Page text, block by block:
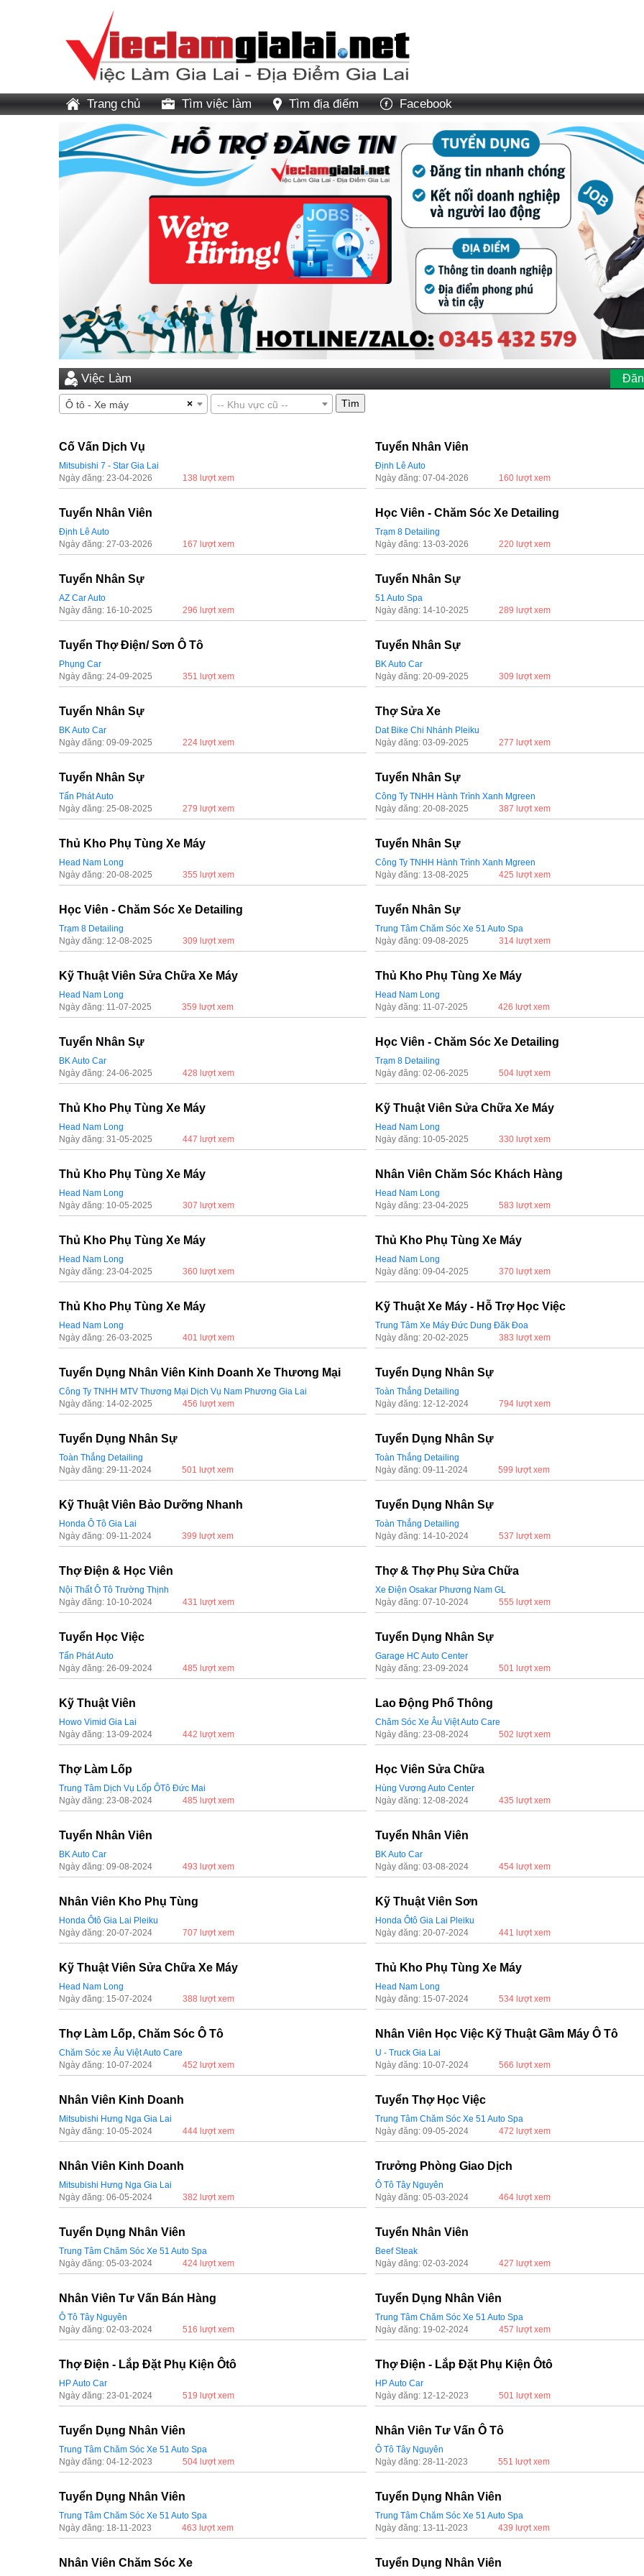
Trang chủ Tìm việc làm Tìm địa điểm Facebook
Việc Làm
×
Ô tô - Xe máy -- Khu vực cũ -- Tìm
Cố Vấn Dịch Vụ
Mitsubishi 7 - Star Gia Lai
Ngày đăng: 23-04-2026
138 lượt xem
Tuyển Nhân Viên
Định Lê Auto
Ngày đăng: 07-04-2026
160 lượt xem
Tuyển Nhân Viên
Định Lê Auto
Ngày đăng: 27-03-2026
167 lượt xem
Học Viên - Chăm Sóc Xe Detailing
Trạm 8 Detailing
Ngày đăng: 13-03-2026
220 lượt xem
Tuyển Nhân Sự
AZ Car Auto
Ngày đăng: 16-10-2025
296 lượt xem
Tuyển Nhân Sự
51 Auto Spa
Ngày đăng: 14-10-2025
289 lượt xem
Tuyển Thợ Điện/ Sơn Ô Tô
Phụng Car
Ngày đăng: 24-09-2025
351 lượt xem
Tuyển Nhân Sự
BK Auto Car
Ngày đăng: 20-09-2025
309 lượt xem
Tuyển Nhân Sự
BK Auto Car
Ngày đăng: 09-09-2025
224 lượt xem
Thợ Sửa Xe
Dat Bike Chi Nhánh Pleiku
Ngày đăng: 03-09-2025
277 lượt xem
Tuyển Nhân Sự
Tấn Phát Auto
Ngày đăng: 25-08-2025
279 lượt xem
Tuyển Nhân Sự
Công Ty TNHH Hành Trình Xanh Mgreen
Ngày đăng: 20-08-2025
387 lượt xem
Thủ Kho Phụ Tùng Xe Máy
Head Nam Long
Ngày đăng: 20-08-2025
355 lượt xem
Tuyển Nhân Sự
Công Ty TNHH Hành Trình Xanh Mgreen
Ngày đăng: 13-08-2025
425 lượt xem
Học Viên - Chăm Sóc Xe Detailing
Trạm 8 Detailing
Ngày đăng: 12-08-2025
309 lượt xem
Tuyển Nhân Sự
Trung Tâm Chăm Sóc Xe 51 Auto Spa
Ngày đăng: 09-08-2025
314 lượt xem
Kỹ Thuật Viên Sửa Chữa Xe Máy
Head Nam Long
Ngày đăng: 11-07-2025
359 lượt xem
Thủ Kho Phụ Tùng Xe Máy
Head Nam Long
Ngày đăng: 11-07-2025
426 lượt xem
Tuyển Nhân Sự
BK Auto Car
Ngày đăng: 24-06-2025
428 lượt xem
Học Viên - Chăm Sóc Xe Detailing
Trạm 8 Detailing
Ngày đăng: 02-06-2025
504 lượt xem
Thủ Kho Phụ Tùng Xe Máy
Head Nam Long
Ngày đăng: 31-05-2025
447 lượt xem
Kỹ Thuật Viên Sửa Chữa Xe Máy
Head Nam Long
Ngày đăng: 10-05-2025
330 lượt xem
Thủ Kho Phụ Tùng Xe Máy
Head Nam Long
Ngày đăng: 10-05-2025
307 lượt xem
Nhân Viên Chăm Sóc Khách Hàng
Head Nam Long
Ngày đăng: 23-04-2025
583 lượt xem
Thủ Kho Phụ Tùng Xe Máy
Head Nam Long
Ngày đăng: 23-04-2025
360 lượt xem
Thủ Kho Phụ Tùng Xe Máy
Head Nam Long
Ngày đăng: 09-04-2025
370 lượt xem
Thủ Kho Phụ Tùng Xe Máy
Head Nam Long
Ngày đăng: 26-03-2025
401 lượt xem
Kỹ Thuật Xe Máy - Hỗ Trợ Học Việc
Trung Tâm Xe Máy Đức Dung Đăk Đoa
Ngày đăng: 20-02-2025
383 lượt xem
Tuyển Dụng Nhân Viên Kinh Doanh Xe Thương Mại
Công Ty TNHH MTV Thương Mại Dịch Vụ Nam Phương Gia Lai
Ngày đăng: 14-02-2025
456 lượt xem
Tuyển Dụng Nhân Sự
Toàn Thắng Detailing
Ngày đăng: 12-12-2024
794 lượt xem
Tuyển Dụng Nhân Sự
Toàn Thắng Detailing
Ngày đăng: 29-11-2024
501 lượt xem
Tuyển Dụng Nhân Sự
Toàn Thắng Detailing
Ngày đăng: 09-11-2024
599 lượt xem
Kỹ Thuật Viên Bảo Dưỡng Nhanh
Honda Ô Tô Gia Lai
Ngày đăng: 09-11-2024
399 lượt xem
Tuyển Dụng Nhân Sự
Toàn Thắng Detailing
Ngày đăng: 14-10-2024
537 lượt xem
Thợ Điện & Học Viên
Nội Thất Ô Tô Trường Thịnh
Ngày đăng: 10-10-2024
431 lượt xem
Thợ & Thợ Phụ Sửa Chữa
Xe Điện Osakar Phương Nam GL
Ngày đăng: 07-10-2024
555 lượt xem
Tuyển Học Việc
Tấn Phát Auto
Ngày đăng: 26-09-2024
485 lượt xem
Tuyển Dụng Nhân Sự
Garage HC Auto Center
Ngày đăng: 23-09-2024
501 lượt xem
Kỹ Thuật Viên
Howo Vimid Gia Lai
Ngày đăng: 13-09-2024
442 lượt xem
Lao Động Phổ Thông
Chăm Sóc Xe Âu Việt Auto Care
Ngày đăng: 23-08-2024
502 lượt xem
Thợ Làm Lốp
Trung Tâm Dịch Vụ Lốp ÔTô Đức Mai
Ngày đăng: 23-08-2024
485 lượt xem
Học Viên Sửa Chữa
Hùng Vương Auto Center
Ngày đăng: 12-08-2024
435 lượt xem
Tuyển Nhân Viên
BK Auto Car
Ngày đăng: 09-08-2024
493 lượt xem
Tuyển Nhân Viên
BK Auto Car
Ngày đăng: 03-08-2024
454 lượt xem
Nhân Viên Kho Phụ Tùng
Honda Ôtô Gia Lai Pleiku
Ngày đăng: 20-07-2024
707 lượt xem
Kỹ Thuật Viên Sơn
Honda Ôtô Gia Lai Pleiku
Ngày đăng: 20-07-2024
441 lượt xem
Kỹ Thuật Viên Sửa Chữa Xe Máy
Head Nam Long
Ngày đăng: 15-07-2024
388 lượt xem
Thủ Kho Phụ Tùng Xe Máy
Head Nam Long
Ngày đăng: 15-07-2024
534 lượt xem
Thợ Làm Lốp, Chăm Sóc Ô Tô
Chăm Sóc xe Âu Việt Auto Care
Ngày đăng: 10-07-2024
452 lượt xem
Nhân Viên Học Việc Kỹ Thuật Gầm Máy Ô Tô
U - Truck Gia Lai
Ngày đăng: 10-07-2024
566 lượt xem
Nhân Viên Kinh Doanh
Mitsubishi Hưng Nga Gia Lai
Ngày đăng: 10-05-2024
444 lượt xem
Tuyển Thợ Học Việc
Trung Tâm Chăm Sóc Xe 51 Auto Spa
Ngày đăng: 09-05-2024
472 lượt xem
Nhân Viên Kinh Doanh
Mitsubishi Hưng Nga Gia Lai
Ngày đăng: 06-05-2024
382 lượt xem
Trưởng Phòng Giao Dịch
Ô Tô Tây Nguyên
Ngày đăng: 05-03-2024
464 lượt xem
Tuyển Dụng Nhân Viên
Trung Tâm Chăm Sóc Xe 51 Auto Spa
Ngày đăng: 05-03-2024
424 lượt xem
Tuyển Nhân Viên
Beef Steak
Ngày đăng: 02-03-2024
427 lượt xem
Nhân Viên Tư Vấn Bán Hàng
Ô Tô Tây Nguyên
Ngày đăng: 02-03-2024
516 lượt xem
Tuyển Dụng Nhân Viên
Trung Tâm Chăm Sóc Xe 51 Auto Spa
Ngày đăng: 19-02-2024
457 lượt xem
Thợ Điện - Lắp Đặt Phụ Kiện Ôtô
HP Auto Car
Ngày đăng: 23-01-2024
519 lượt xem
Thợ Điện - Lắp Đặt Phụ Kiện Ôtô
HP Auto Car
Ngày đăng: 12-12-2023
501 lượt xem
Tuyển Dụng Nhân Viên
Trung Tâm Chăm Sóc Xe 51 Auto Spa
Ngày đăng: 04-12-2023
504 lượt xem
Nhân Viên Tư Vấn Ô Tô
Ô Tô Tây Nguyên
Ngày đăng: 28-11-2023
551 lượt xem
Tuyển Dụng Nhân Viên
Trung Tâm Chăm Sóc Xe 51 Auto Spa
Ngày đăng: 18-11-2023
463 lượt xem
Tuyển Dụng Nhân Viên
Trung Tâm Chăm Sóc Xe 51 Auto Spa
Ngày đăng: 13-11-2023
439 lượt xem
Nhân Viên Chăm Sóc Xe Tuyển Dụng Nhân Viên